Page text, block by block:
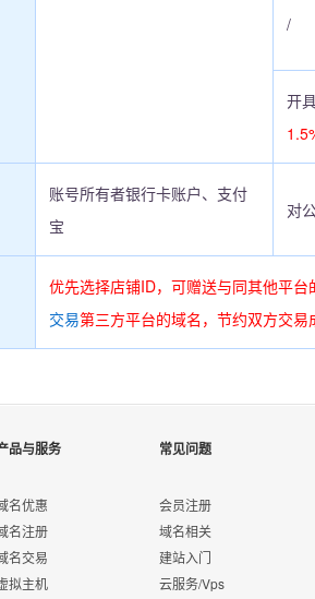
/
开
账号所有者银行卡账户、支付
宝
对
优先选择店铺ID，可赠送与同其他平
交易第三方平台的域名，节约双方交易
品与服务
名优惠
名注册
名交易
拟主机
常见问题
会员注册
域名相关
建站入门
云服务/Vps